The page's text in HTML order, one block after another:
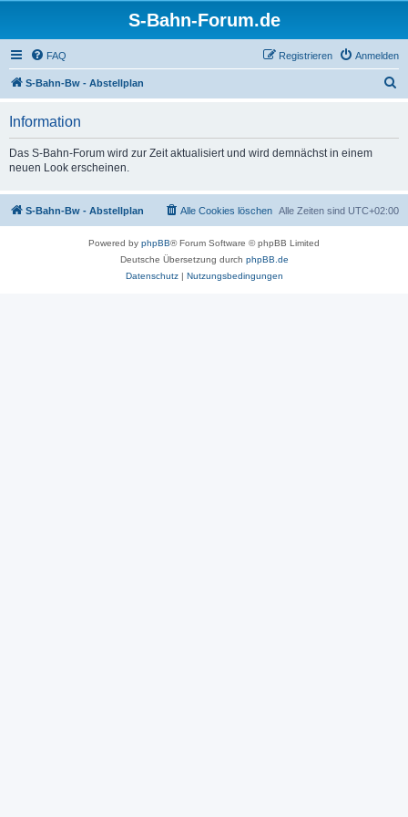
S-Bahn-Forum.de
FAQ Anmelden
Registrieren
S-Bahn-Bw - Abstellplan
Information
Das S-Bahn-Forum wird zur Zeit aktualisiert und wird demnächst in einem
neuen Look erscheinen.
S-Bahn-Bw - Abstellplan Alle Zeiten sind UTC+02:00
Alle Cookies löschen
Powered by phpBB® Forum Software © phpBB Limited
Deutsche Übersetzung durch phpBB.de
Datenschutz| Nutzungsbedingungen